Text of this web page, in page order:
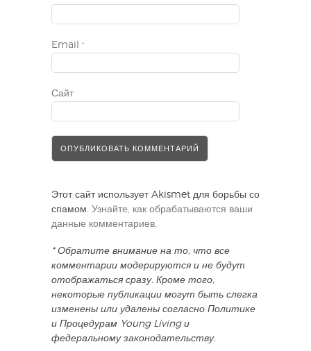
Email *
Сайт
Этот сайт использует Akismet для борьбы со
спамом. Узнайте, как обрабатываются ваши
данные комментариев.
* Обратите внимание на то, что все
комментарии модерируются и не будут
отображаться сразу. Кроме того,
некоторые публикации могут быть слегка
изменены или удалены согласно Политике
и Процедурам Young Living и
федеральному законодательству.